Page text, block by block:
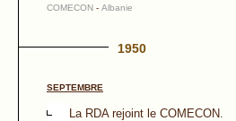
COMECON - Albanie
1950
SEPTEMBRE
La RDA rejoint le COMECON.